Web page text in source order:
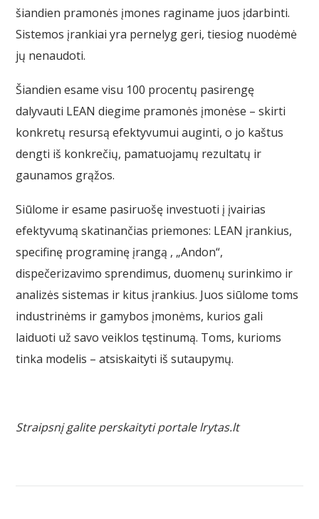
šiandien pramonės įmones raginame juos įdarbinti.
Sistemos įrankiai yra pernelyg geri, tiesiog nuodėmė
jų nenaudoti.
Šiandien esame visu 100 procentų pasirengę
dalyvauti LEAN diegime pramonės įmonėse – skirti
konkretų resursą efektyvumui auginti, o jo kaštus
dengti iš konkrečių, pamatuojamų rezultatų ir
gaunamos grąžos.
Siūlome ir esame pasiruošę investuoti į įvairias
efektyvumą skatinančias priemones: LEAN įrankius,
specifinę programinę įrangą , „Andon“,
dispečerizavimo sprendimus, duomenų surinkimo ir
analizės sistemas ir kitus įrankius. Juos siūlome toms
industrinėms ir gamybos įmonėms, kurios gali
laiduoti už savo veiklos tęstinumą. Toms, kurioms
tinka modelis – atsiskaityti iš sutaupymų.
Straipsnį galite perskaityti portale lrytas.lt